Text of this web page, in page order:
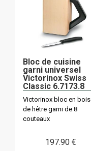
Bloc de cuisine
garni universel
Victorinox Swiss
Classic 6.7173.8
Victorinox bloc en bois
de hêtre garni de 8
couteaux
197.90 €